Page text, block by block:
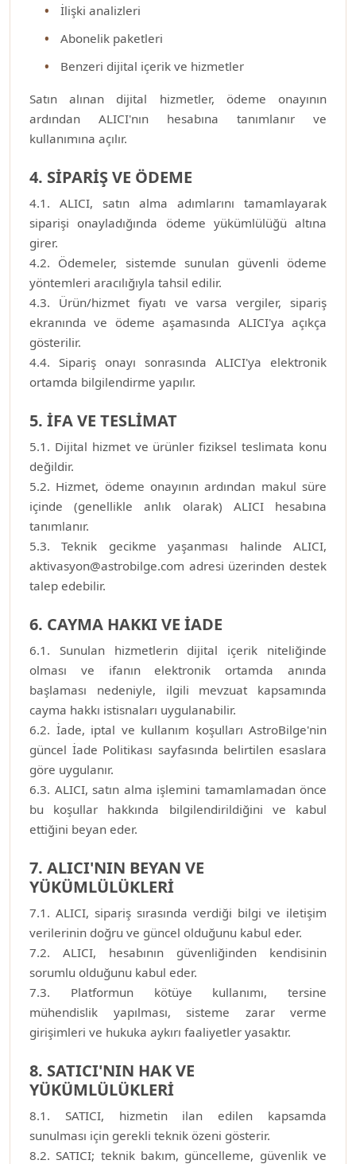
İlişki analizleri
Abonelik paketleri
Benzeri dijital içerik ve hizmetler
Satın alınan dijital hizmetler, ödeme onayının
ardından ALICI'nın hesabına tanımlanır ve
kullanımına açılır.
4. SİPARİŞ VE ÖDEME
4.1. ALICI, satın alma adımlarını tamamlayarak
siparişi onayladığında ödeme yükümlülüğü altına
girer.
4.2. Ödemeler, sistemde sunulan güvenli ödeme
yöntemleri aracılığıyla tahsil edilir.
4.3. Ürün/hizmet fiyatı ve varsa vergiler, sipariş
ekranında ve ödeme aşamasında ALICI'ya açıkça
gösterilir.
4.4. Sipariş onayı sonrasında ALICI'ya elektronik
ortamda bilgilendirme yapılır.
5. İFA VE TESLİMAT
5.1. Dijital hizmet ve ürünler fiziksel teslimata konu
değildir.
5.2. Hizmet, ödeme onayının ardından makul süre
içinde (genellikle anlık olarak) ALICI hesabına
tanımlanır.
5.3. Teknik gecikme yaşanması halinde ALICI,
aktivasyon@astrobilge.com adresi üzerinden destek
talep edebilir.
6. CAYMA HAKKI VE İADE
6.1. Sunulan hizmetlerin dijital içerik niteliğinde
olması ve ifanın elektronik ortamda anında
başlaması nedeniyle, ilgili mevzuat kapsamında
cayma hakkı istisnaları uygulanabilir.
6.2. İade, iptal ve kullanım koşulları AstroBilge'nin
güncel İade Politikası sayfasında belirtilen esaslara
göre uygulanır.
6.3. ALICI, satın alma işlemini tamamlamadan önce
bu koşullar hakkında bilgilendirildiğini ve kabul
ettiğini beyan eder.
7. ALICI'NIN BEYAN VE
YÜKÜMLÜLÜKLERİ
7.1. ALICI, sipariş sırasında verdiği bilgi ve iletişim
verilerinin doğru ve güncel olduğunu kabul eder.
7.2. ALICI, hesabının güvenliğinden kendisinin
sorumlu olduğunu kabul eder.
7.3. Platformun kötüye kullanımı, tersine
mühendislik yapılması, sisteme zarar verme
girişimleri ve hukuka aykırı faaliyetler yasaktır.
8. SATICI'NIN HAK VE
YÜKÜMLÜLÜKLERİ
8.1. SATICI, hizmetin ilan edilen kapsamda
sunulması için gerekli teknik özeni gösterir.
8.2. SATICI; teknik bakım, güncelleme, güvenlik ve